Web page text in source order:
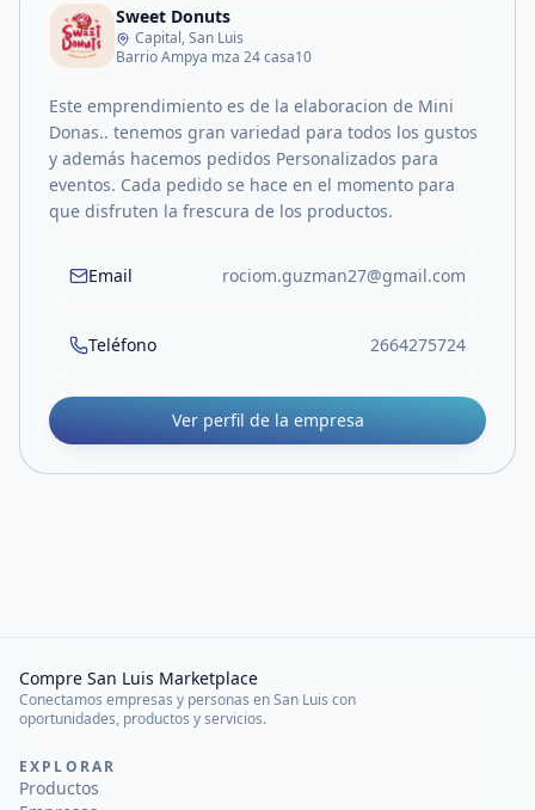
Sweet Donuts
Capital, San Luis
Barrio Ampya mza 24 casa10
Este emprendimiento es de la elaboracion de Mini
Donas.. tenemos gran variedad para todos los gustos
y además hacemos pedidos Personalizados para
eventos. Cada pedido se hace en el momento para
que disfruten la frescura de los productos.
Email rociom.guzman27@gmail.com
Teléfono 2664275724
Ver perfil de la empresa
Compre San Luis Marketplace
Conectamos empresas y personas en San Luis con
oportunidades, productos y servicios.
EXPLORAR
Productos